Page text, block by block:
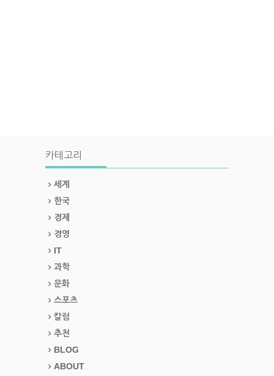
카테고리
세계
한국
경제
경영
IT
과학
문화
스포츠
칼럼
추천
BLOG
ABOUT